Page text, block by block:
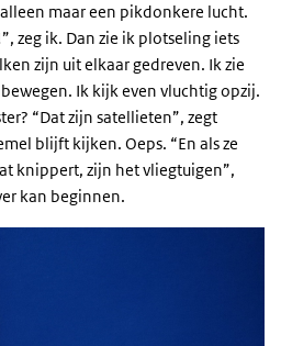
maar een pikdonkere lucht.
zeg ik. Dan zie ik plotseling iets
zijn uit elkaar gedreven. Ik zie
Ik kijk even vluchtig opzij.
“Dat zijn satellieten”, zegt
blijft kijken. Oeps. “En als ze
knippert, zijn het vliegtuigen”,
kan beginnen.